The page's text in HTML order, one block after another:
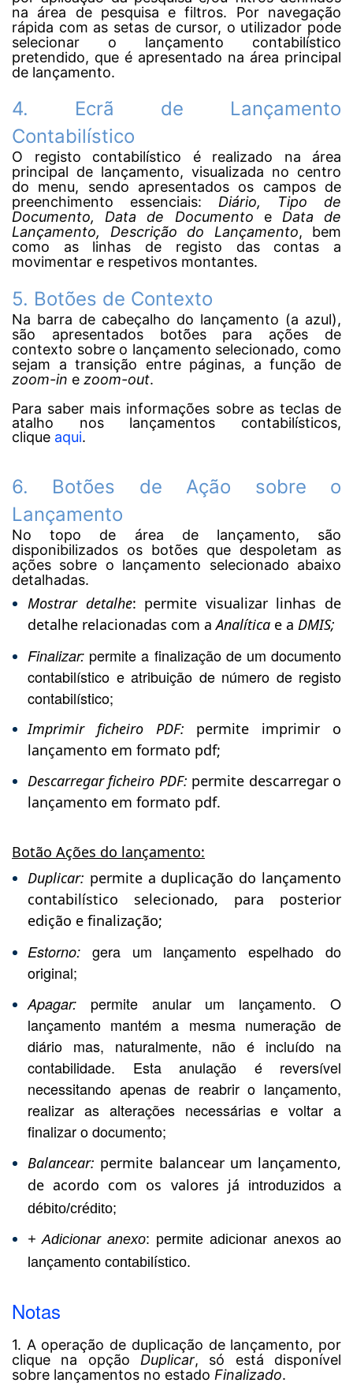
na área de pesquisa e filtros. Por navegação
rápida com as setas de cursor, o utilizador pode
selecionar o lançamento contabilístico
pretendido, que é apresentado na área principal
de lançamento.
4. Ecrã de Lançamento
Contabilístico
O registo contabilístico é realizado na área
principal de lançamento, visualizada no centro
do menu, sendo apresentados os campos de
preenchimento essenciais: Diário, Tipo de
Documento, Data de Documento e Data de
Lançamento, Descrição do Lançamento, bem
como as linhas de registo das contas a
movimentar e respetivos montantes.
5. Botões de Contexto
Na barra de cabeçalho do lançamento (a azul),
são apresentados botões para ações de
contexto sobre o lançamento selecionado, como
sejam a transição entre páginas, a função de
zoom-in e zoom-out.
Para saber mais informações sobre as teclas de
atalho nos lançamentos contabilísticos,
clique aqui.
6. Botões de Ação sobre o
Lançamento
No topo de área de lançamento, são
disponibilizados os botões que despoletam as
ações sobre o lançamento selecionado abaixo
detalhadas.
Mostrar detalhe: permite visualizar linhas de
detalhe relacionadas com aAnalítica e a DMIS;
Finalizar: permite a finalização de um documento
contabilístico e atribuição de número de registo
contabilístico;
Imprimir ficheiro PDF: permite imprimir o
lançamento em formato pdf;
Descarregar ficheiro PDF: permite descarregar o
lançamento em formato pdf.
Botão Ações do lançamento:
Duplicar: permite a duplicação do lançamento
contabilístico selecionado, para posterior
edição e finalização;
Estorno: gera um lançamento espelhado do
original;
Apagar: permite anular um lançamento. O
lançamento mantém a mesma numeração de
diário mas, naturalmente, não é incluído na
contabilidade. Esta anulação é reversível
necessitando apenas de reabrir o lançamento,
realizar as alterações necessárias e voltar a
finalizar o documento;
Balancear: permite balancear um lançamento,
de acordo com os valores já
introduzidos a
débito/crédito;
+ Adicionar anexo: permite adicionar anexos ao
lançamento contabilístico.
Notas
1. A operação de duplicação de lançamento, por
clique na opção Duplicar, só está disponível
sobre lançamentos no estado Finalizado.